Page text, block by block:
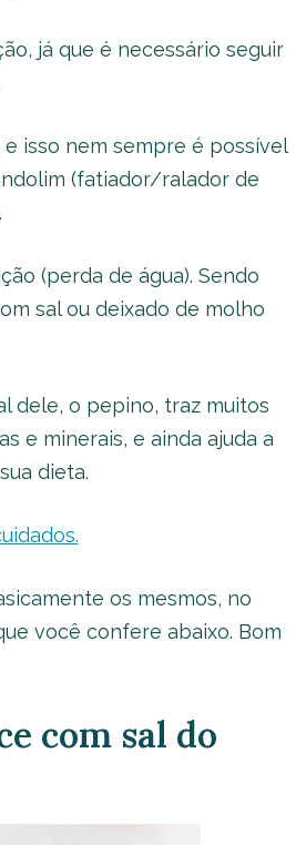
já que é necessário seguir
isso nem sempre é possível
(fatiador/ralador de
(perda de água). Sendo
sal ou deixado de molho
dele, o pepino, traz muitos
e minerais, e ainda ajuda a
dieta.
os mesmos, no
você confere abaixo. Bom
com sal do